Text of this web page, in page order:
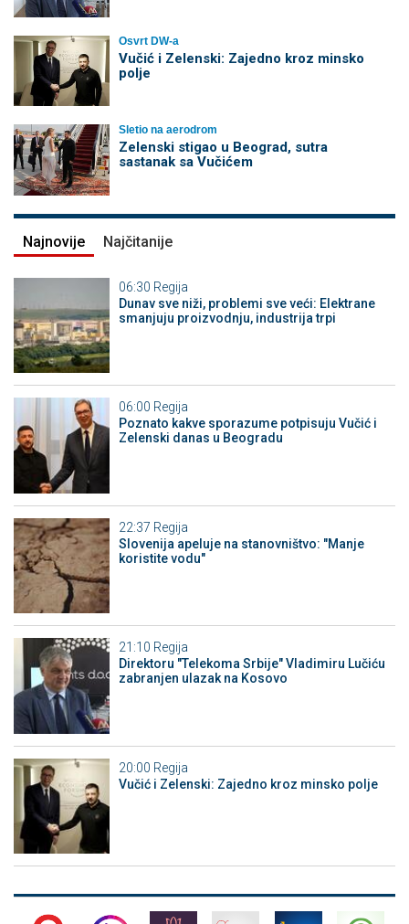
Osvrt DW-a
Vučić i Zelenski: Zajedno kroz minsko
polje
Sletio na aerodrom
Zelenski stigao u Beograd, sutra
sastanak sa Vučićem
Najnovije Najčitanije
06:30 Regija
Dunav sve niži, problemi sve veći: Elektrane
smanjuju proizvodnju, industrija trpi
06:00 Regija
Poznato kakve sporazume potpisuju Vučić i
Zelenski danas u Beogradu
22:37 Regija
Slovenija apeluje na stanovništvo: "Manje
koristite vodu"
21:10 Regija
Direktoru "Telekoma Srbije" Vladimiru Lučiću
zabranjen ulazak na Kosovo
20:00 Regija
Vučić i Zelenski: Zajedno kroz minsko polje